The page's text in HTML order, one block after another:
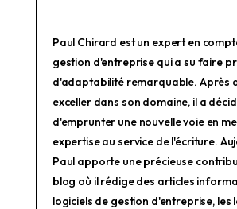
Paul Chirard est un expert en
gestion d'entreprise qui a su faire
d'adaptabilité remarquable. Après
exceller dans son domaine, il a
d'emprunter une nouvelle voie en
expertise au service de l'écriture.
Paul apporte une précieuse
blog où il rédige des articles
logiciels de gestion d'entreprise, les